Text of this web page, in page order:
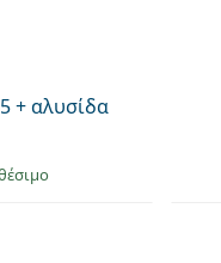
+ αλυσίδα